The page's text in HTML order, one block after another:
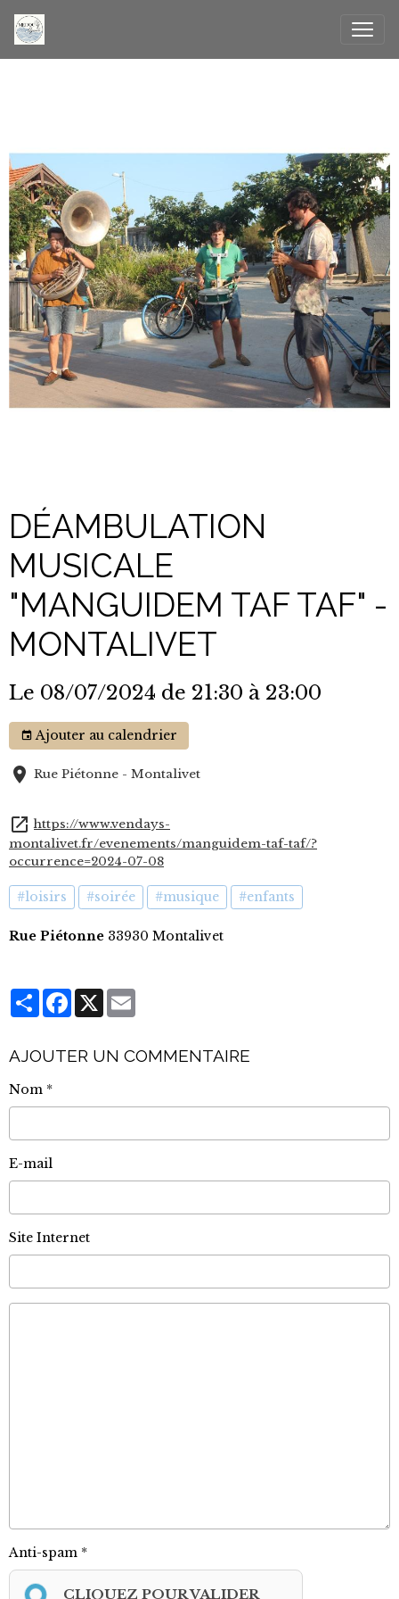
DÉAMBULATION
MUSICALE
"MANGUIDEM TAF TAF" -
MONTALIVET
Le 08/07/2024 de 21:30 à 23:00
Ajouter au calendrier
Rue Piétonne - Montalivet
https://www.vendays-
montalivet.fr/evenements/manguidem-taf-taf/?
occurrence=2024-07-08
#loisirs #soirée #musique #enfants
Rue Piétonne 33930 Montalivet
PartagerFacebook
X
AJOUTER UN COMMENTAIRE
Nom
E-mail
Site Internet
Anti-spam
CLIQUEZ POUR VALIDER